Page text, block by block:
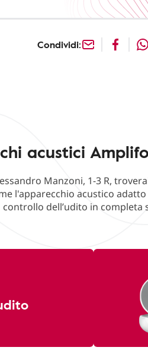
Condividi:
acustici
Manzoni, 1-3 R,
l'apparecchio acustico
controllo dell’udito in completa